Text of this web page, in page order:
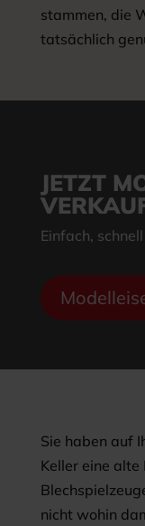
stammen, die
tatsächlich
JETZT
Einfach,
Sie haben auf
Keller eine
nicht wohin